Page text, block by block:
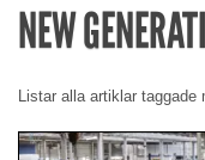
NEW
Listar alla artiklar taggade